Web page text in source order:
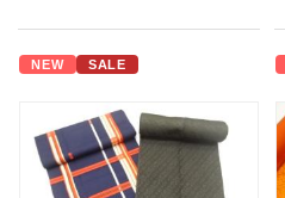
NEW SALE